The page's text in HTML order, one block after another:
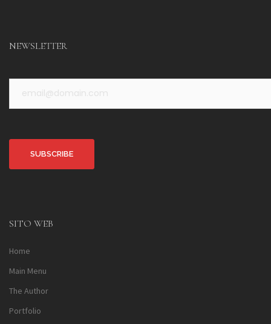
NEWSLETTER
SITO WEB
Home
Main Menu
The Author
Portfolio